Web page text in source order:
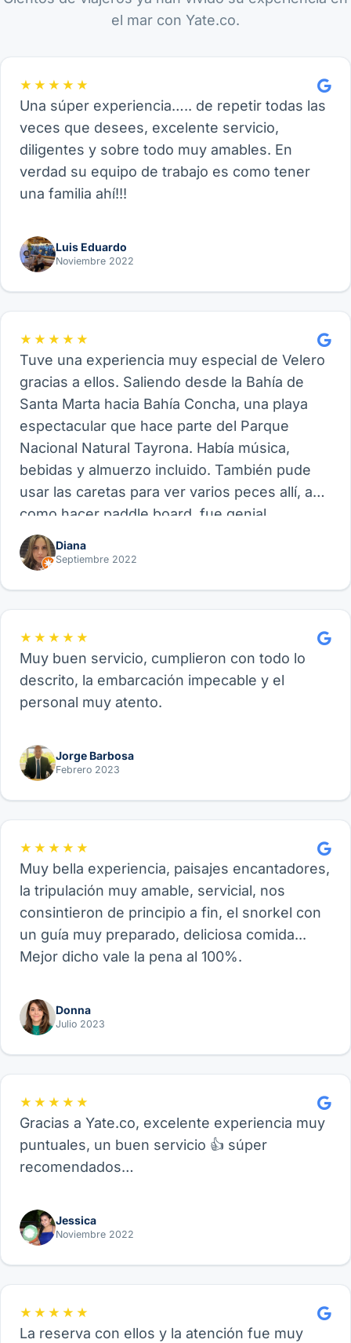
el mar con Yate.co.
★★★★★
Una súper experiencia….. de repetir todas las
veces que desees, excelente servicio,
diligentes y sobre todo muy amables. En
verdad su equipo de trabajo es como tener
una familia ahí!!!
Luis Eduardo
Noviembre 2022
★★★★★
Tuve una experiencia muy especial de Velero
gracias a ellos. Saliendo desde la Bahía de
Santa Marta hacia Bahía Concha, una playa
espectacular que hace parte del Parque
Nacional Natural Tayrona. Había música,
bebidas y almuerzo incluido. También pude
usar las caretas para ver varios peces allí, así
como hacer paddle board, fue genial.
Recomiendo este proveedor y su experiencia
de Velero, funcional para amigos, parejas o
Diana
Septiembre 2022
★★★★★
Muy buen servicio, cumplieron con todo lo
descrito, la embarcación impecable y el
personal muy atento.
Jorge Barbosa
Febrero 2023
★★★★★
Muy bella experiencia, paisajes encantadores,
la tripulación muy amable, servicial, nos
consintieron de principio a fin, el snorkel con
un guía muy preparado, deliciosa comida...
Mejor dicho vale la pena al 100%.
Donna
Julio 2023
★★★★★
Gracias a Yate.co, excelente experiencia muy
puntuales, un buen servicio 👍 súper
recomendados…
Jessica
Noviembre 2022
★★★★★
La reserva con ellos y la atención fue muy